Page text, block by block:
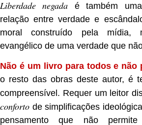
Liberdade negada é também
relação entre verdade e
moral construído pela mídia,
evangélico de uma verdade que
Não é um livro para todos e não
o resto das obras deste autor, é
compreensível. Requer um leitor
conforto de simplificações
pensamento que não